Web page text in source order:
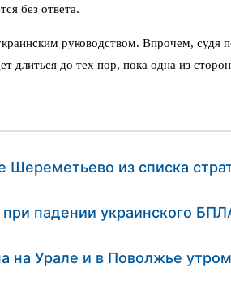
без ответа.
руководством. Впрочем,
длиться до тех пор, пока одна из
Шереметьево из списка
падении украинского
на Урале и в Поволжье утром